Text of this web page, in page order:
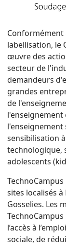
Conformément
labellisation, le
œuvre des
secteur de
demandeurs
grandes
de
l'enseignement
sensibilisation
technologique,
adolescents
sites localisés
Gosselies. Les
l’accès à
sociale, de